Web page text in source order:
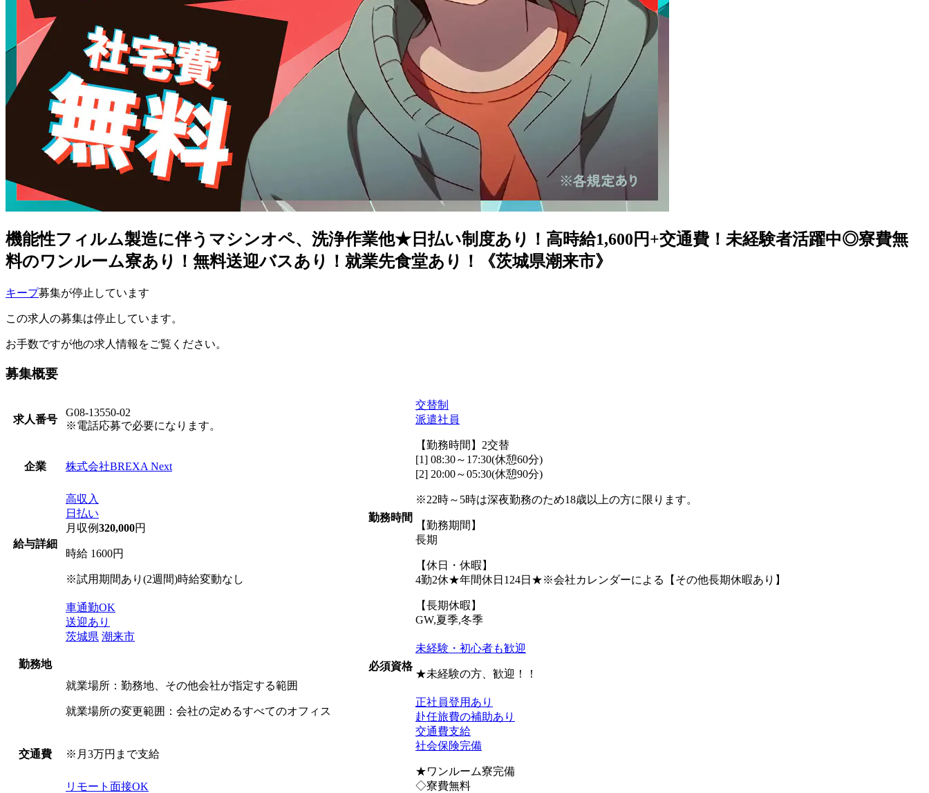
機能性フィルム製造に伴うマシンオペ、洗浄作業他★日払い制度あり！高時給1,600円+交通費！未経験者活躍中◎寮費無
料のワンルーム寮あり！無料送迎バスあり！就業先食堂あり！《茨城県潮来市》
キープ募集が停止しています
この求人の募集は停止しています。
お手数ですが他の求人情報をご覧ください。
募集概要
求人番号
G08-13550-02
※電話応募で必要になります。
企業 株式会社BREXA Next
給与詳細
高収入
日払い
月収例320,000円
時給 1600円
※試用期間あり(2週間)時給変動なし
勤務地
車通勤OK
送迎あり
茨城県 潮来市
就業場所：勤務地、その他会社が指定する範囲
就業場所の変更範囲：会社の定めるすべてのオフィス
交通費 ※月3万円まで支給
リモート面接OK
勤務時間
交替制
派遣社員
【勤務時間】2交替
[1] 08:30～17:30(休憩60分)
[2] 20:00～05:30(休憩90分)
※22時～5時は深夜勤務のため18歳以上の方に限ります。
【勤務期間】
長期
【休日・休暇】
4勤2休★年間休日124日★※会社カレンダーによる【その他長期休暇あり】
【長期休暇】
GW,夏季,冬季
必須資格
未経験・初心者も歓迎
★未経験の方、歓迎！！
正社員登用あり
赴任旅費の補助あり
交通費支給
社会保険完備
★ワンルーム寮完備
◇寮費無料